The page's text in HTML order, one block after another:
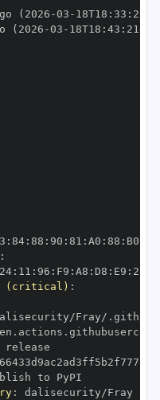
(2026 -03 - 18T18 : 33 :
(2026 -03 - 18T18 : 43 : 21+00
: 84: 88 : 90 : 81 : A0 : 88 : B0
24: 11 : 96 : F9 : A8 : D8 : E9 : 28
(critical) :
: